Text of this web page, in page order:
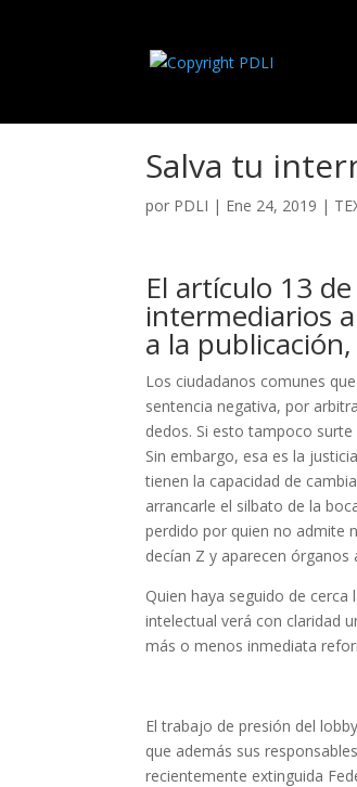
Salva tu
por PDLI | Ene 24, 2019 |
El artículo 13
intermediarios
a la
Los ciudadanos comunes
sentencia negativa, por
dedos. Si esto tampoco
Sin embargo, esa es la
tienen la capacidad de
arrancarle el silbato de la
perdido por quien no admite
decían Z y aparecen
Quien haya seguido de
intelectual verá con claridad
más o menos inmediata
El trabajo de presión del
que además sus
recientemente extinguida